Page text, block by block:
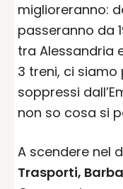
miglioreranno:
passeranno da
tra Alessandria
3 treni, ci
soppressi
non so cosa si
A scendere nel
Trasporti,